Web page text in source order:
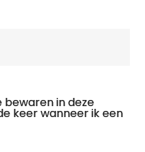
bewaren in deze
keer wanneer ik een